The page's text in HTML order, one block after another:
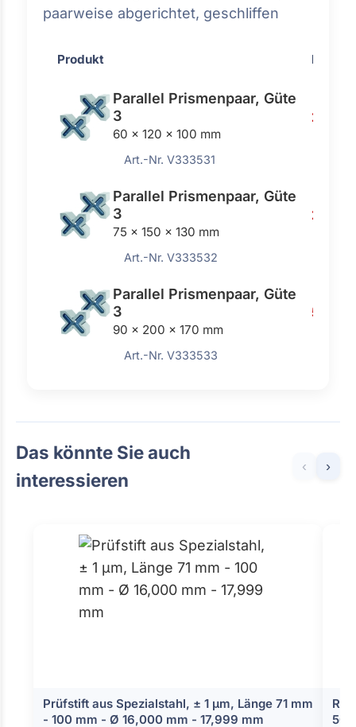
paarweise abgerichtet, geschliffen
Produkt Preis
Parallel Prismenpaar, Güte
3
60 x 120 x 100 mm
Art.-Nr. V333531
Parallel Prismenpaar, Güte
3
75 x 150 x 130 mm
Art.-Nr. V333532
Parallel Prismenpaar, Güte
3
90 x 200 x 170 mm
Art.-Nr. V333533
Das könnte Sie auch
interessieren
‹ ›
Prüfstift aus Spezialstahl, ± 1 µm, Länge 71 mm
- 100 mm - Ø 16,000 mm - 17,999 mm